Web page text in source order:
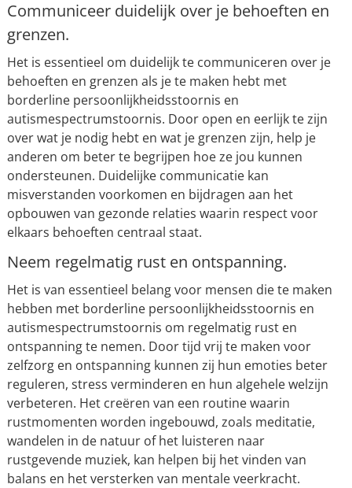
Communiceer duidelijk over je behoeften en
grenzen.
Het is essentieel om duidelijk te communiceren over je
behoeften en grenzen als je te maken hebt met
borderline persoonlijkheidsstoornis en
autismespectrumstoornis. Door open en eerlijk te zijn
over wat je nodig hebt en wat je grenzen zijn, help je
anderen om beter te begrijpen hoe ze jou kunnen
ondersteunen. Duidelijke communicatie kan
misverstanden voorkomen en bijdragen aan het
opbouwen van gezonde relaties waarin respect voor
elkaars behoeften centraal staat.
Neem regelmatig rust en ontspanning.
Het is van essentieel belang voor mensen die te maken
hebben met borderline persoonlijkheidsstoornis en
autismespectrumstoornis om regelmatig rust en
ontspanning te nemen. Door tijd vrij te maken voor
zelfzorg en ontspanning kunnen zij hun emoties beter
reguleren, stress verminderen en hun algehele welzijn
verbeteren. Het creëren van een routine waarin
rustmomenten worden ingebouwd, zoals meditatie,
wandelen in de natuur of het luisteren naar
rustgevende muziek, kan helpen bij het vinden van
balans en het versterken van mentale veerkracht.